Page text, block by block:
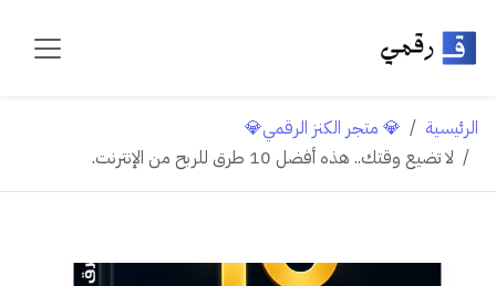
الرئيسية
💎 متجر الكنز الرقمي💎
لا تضيع وقتك.. هذه أفضل 10 طرق للربح من الإنترنت.